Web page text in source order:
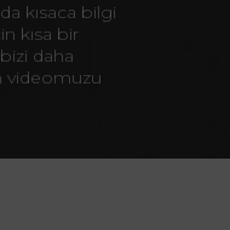
kısaca bilgi
kısa bir
daha
videomuzu